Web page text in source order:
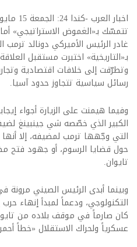
تتمسّك بـ«الغموض الاستراتيجي»
غادر الرئيس الأميركي دونالد
بـ«التاريخية» اختبرت مستقبل
وتطرّقت إلى خلافات اقتصادية
رسائل سياسية تتجاوز حدود آسيا.
وفيما هيمنت على الزيارة أجواء
الكبير الذي خصّصه شي جينبينغ
التي وجّهها ترمب لمضيفه، إلا
حول قضايا الرسوم، أو جهود فتح
تايوان.
وبينما أبدى الرئيس الصيني مرونة
التكنولوجي، ودعماً لمبدأ إنهاء حرب
كان صارماً في موقف بلاده من
عسكرياً ولحراك الاستقلال «خطاً